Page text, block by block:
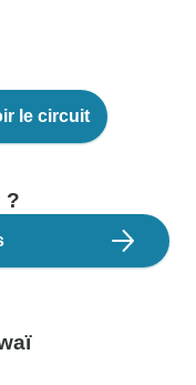
le circuit
?